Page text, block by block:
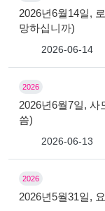
2026년6월14일,
망하십니까)
2026-06-14
2026
2026년6월7일, 사
씀)
2026-06-13
2026
2026년5월31일,